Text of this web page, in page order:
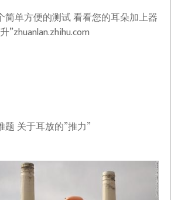
简单方便的测试 看看您的耳朵加上器
”​zhuanlan.zhihu.com
关于耳放的”推力”​